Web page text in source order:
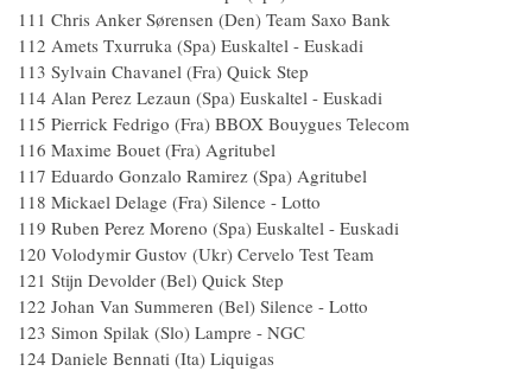
111 Chris Anker Sørensen (Den) Team Saxo Bank
112 Amets Txurruka (Spa) Euskaltel - Euskadi
113 Sylvain Chavanel (Fra) Quick Step
114 Alan Perez Lezaun (Spa) Euskaltel - Euskadi
115 Pierrick Fedrigo (Fra) BBOX Bouygues Telecom
116 Maxime Bouet (Fra) Agritubel
117 Eduardo Gonzalo Ramirez (Spa) Agritubel
118 Mickael Delage (Fra) Silence - Lotto
119 Ruben Perez Moreno (Spa) Euskaltel - Euskadi
120 Volodymir Gustov (Ukr) Cervelo Test Team
121 Stijn Devolder (Bel) Quick Step
122 Johan Van Summeren (Bel) Silence - Lotto
123 Simon Spilak (Slo) Lampre - NGC
124 Daniele Bennati (Ita) Liquigas